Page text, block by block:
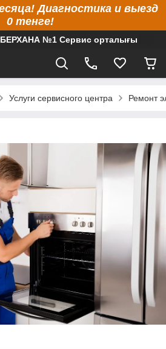
Диагностика и выезд
0 тенге!
№1 Сервис орталығы
Услуги сервисного центра Ремонт